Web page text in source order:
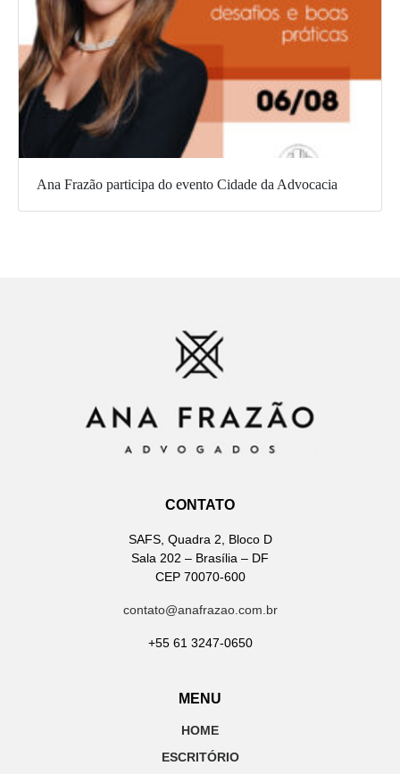
Ana Frazão participa do evento Cidade da Advocacia
CONTATO
SAFS, Quadra 2, Bloco D
Sala 202 – Brasília – DF
CEP 70070-600
contato@anafrazao.com.br
+55 61 3247-0650
MENU
HOME
ESCRITÓRIO